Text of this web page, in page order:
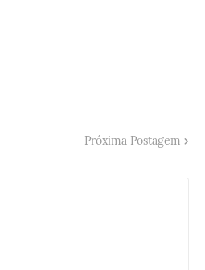
Próxima Postagem